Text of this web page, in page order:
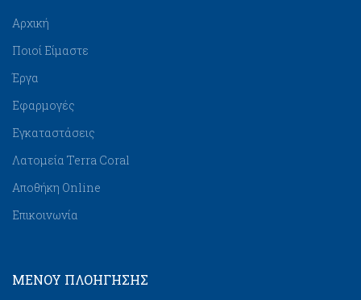
Αρχική
Ποιοί Είμαστε
Έργα
Εφαρμογές
Εγκαταστάσεις
Λατομεία Terra Coral
Αποθήκη Online
Επικοινωνία
ΜΕΝΟΥ ΠΛΟΉΓΗΣΗΣ